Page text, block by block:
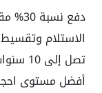
الاستلام
تصل
أفضل مستوى